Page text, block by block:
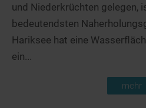
und Niederkrüchten gelegen,
bedeutendsten
Hariksee hat eine
ein...
mehr